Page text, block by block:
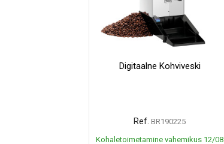
Digitaalne Kohviveski
Ref. BR190225
Kohaletoimetamine vahemikus 12/08